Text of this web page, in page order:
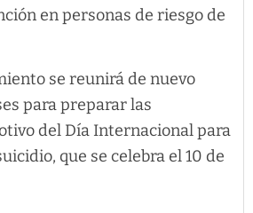
en personas de riesgo de
se reunirá de nuevo
para preparar las
del Día Internacional para
que se celebra el 10 de